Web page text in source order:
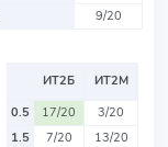
9/20
ИТ2Б
ИТ2М
0.5
17/20
3/20
1.5
7/20
13/20